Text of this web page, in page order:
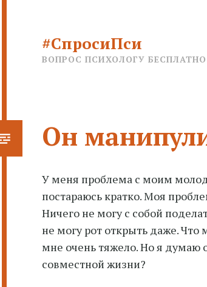
#СпросиПси
ВОПРОС ПСИХОЛОГУ БЕСПЛАТНО
Он
У меня проблема с моим
постараюсь кратко. Моя
Ничего не могу с собой
не могу рот открыть даже.
мне очень тяжело. Но я думаю
совместной жизни?